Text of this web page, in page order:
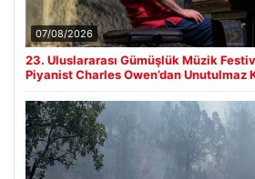
07/08/2026
23. Uluslararası Gümüşlük Müzik
Piyanist Charles Owen’dan Unutulmaz